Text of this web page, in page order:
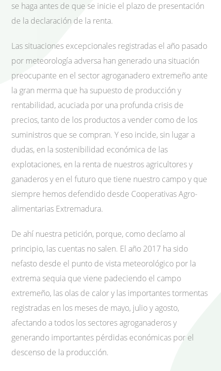
se haga antes de que se inicie el plazo de presentación
de la declaración de la renta.
Las situaciones excepcionales registradas el año pasado
por meteorología adversa han generado una situación
preocupante en el sector agroganadero extremeño ante
la gran merma que ha supuesto de producción y
rentabilidad, acuciada por una profunda crisis de
precios, tanto de los productos a vender como de los
suministros que se compran. Y eso incide, sin lugar a
dudas, en la sostenibilidad económica de las
explotaciones, en la renta de nuestros agricultores y
ganaderos y en el futuro que tiene nuestro campo y que
siempre hemos defendido desde Cooperativas Agro-
alimentarias Extremadura.
De ahí nuestra petición, porque, como decíamo al
principio, las cuentas no salen. El año 2017 ha sido
nefasto desde el punto de vista meteorológico por la
extrema sequia que viene padeciendo el campo
extremeño, las olas de calor y las importantes tormentas
registradas en los meses de mayo, julio y agosto,
afectando a todos los sectores agroganaderos y
generando importantes pérdidas económicas por el
descenso de la producción.